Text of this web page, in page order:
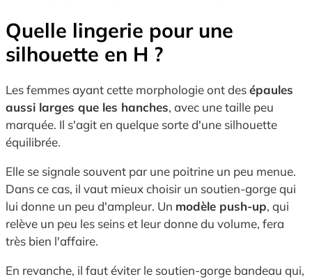
Quelle lingerie pour une
silhouette en H ?
Les femmes ayant cette morphologie ont desépaules
aussi larges que les hanches, avec une taille peu
marquée. Il s'agit en quelque sorte d'une silhouette
équilibrée.
Elle se signale souvent par une poitrine un peu menue.
Dans ce cas, il vaut mieux choisir un soutien-gorge qui
lui donne un peu d'ampleur. Un modèle push-up, qui
relève un peu les seins et leur donne du volume, fera
très bien l'affaire.
En revanche, il faut éviter le soutien-gorge bandeau qui,